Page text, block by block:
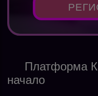
Платформа
начало